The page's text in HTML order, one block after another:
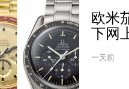
欧米
下网
一天前